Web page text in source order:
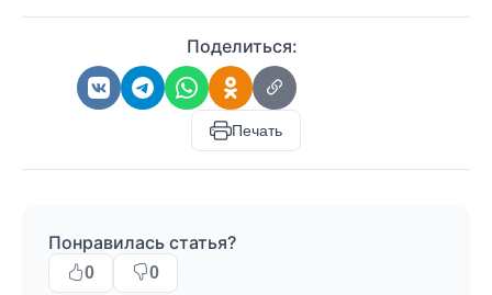
Поделиться:
Печать
Понравилась статья?
0 0